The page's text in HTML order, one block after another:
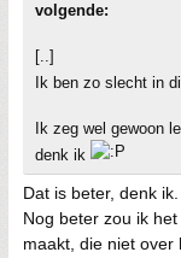
volgende:
[..]
Ik ben zo slecht in
Ik zeg wel gewoon
denk ik
Dat is beter, denk ik.
Nog beter zou ik
maakt, die niet over